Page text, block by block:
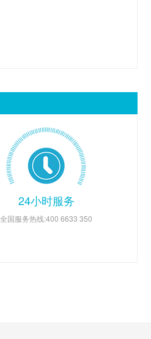
24小时服务
全国服务热线:400 6633 350